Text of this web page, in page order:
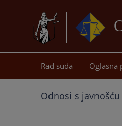
Rad suda Oglasna
Odnosi s javnošću